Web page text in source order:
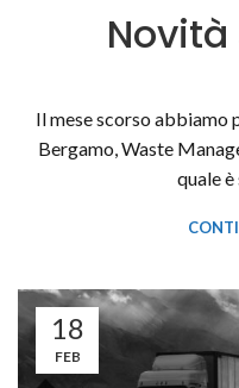
Novità
Il mese scorso
Bergamo, Waste
quale
18
FEB